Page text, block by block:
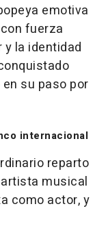
emotiva
fuerza
la identidad
su paso por
internacional
reparto
musical
como actor, y